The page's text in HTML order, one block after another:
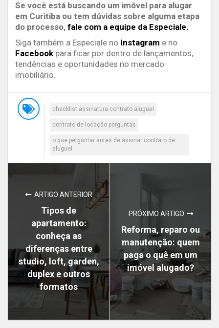
Se você está buscando um imóvel para alugar
em Curitiba ou tem dúvidas sobre alguma etapa
do processo, fale com a equipe da Especiale.
Siga também a Especiale no Instagram e no
Facebook para ficar por dentro de lançamentos,
tendências e oportunidades no mercado
imobiliário.
checklist assinatura contrato aluguel
contrato de locação perguntas
o que perguntar antes de assinar contrato de
aluguel
ARTIGO ANTERIOR
Tipos de
apartamento:
conheça as
diferenças entre
studio, loft, garden,
duplex e outros
formatos
PRÓXIMO ARTIGO
Reforma, reparo ou
manutenção: quem
paga o quê em um
imóvel alugado?